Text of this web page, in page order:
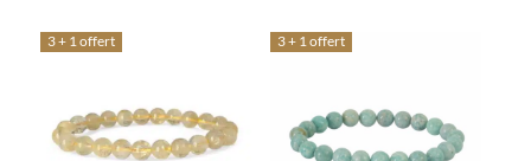
3 + 1 offert 3 + 1 offert